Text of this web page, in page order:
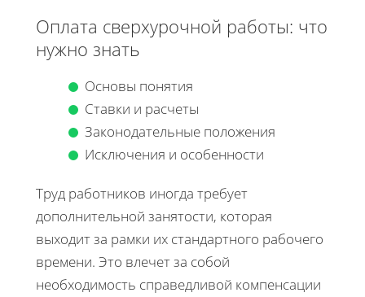
Оплата сверхурочной работы: что
нужно знать
Основы понятия
Ставки и расчеты
Законодательные положения
Исключения и особенности
Труд работников иногда требует
дополнительной занятости, которая
выходит за рамки их стандартного рабочего
времени. Это влечет за собой
необходимость справедливой компенсации